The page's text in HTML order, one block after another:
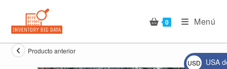
contenido
0 Menú
Producto anterior
USD
USA